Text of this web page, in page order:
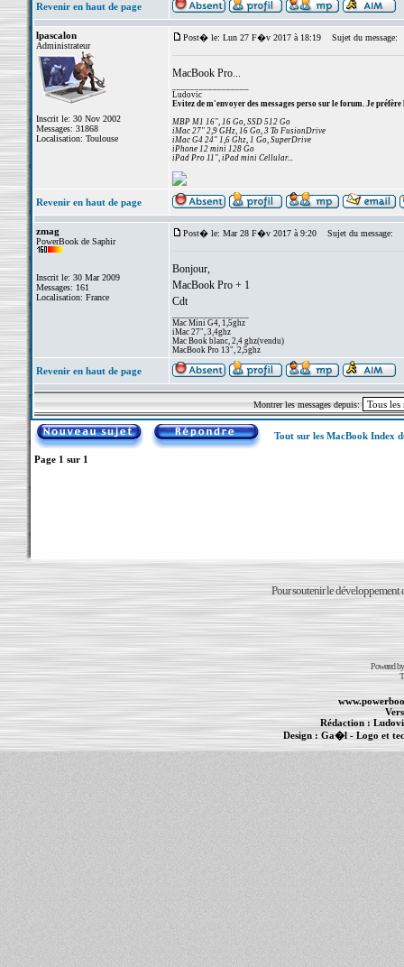
Revenir en haut de page
lpascalon
Administrateur
Inscrit le: 30 Nov 2002
Messages: 31868
Localisation: Toulouse
Post� le: Lun 27 F�v 2017 à 18:19 Sujet du message:
MacBook Pro...
Ludovic
Evitez de m'envoyer des messages perso sur le forum. Je préfère
MBP M1 16", 16 Go, SSD 512 Go
iMac 27" 2,9 GHz, 16 Go, 3 To FusionDrive
iMac G4 24" 1,6 Ghz, 1 Go, SuperDrive
iPhone 12 mini 128 Go
iPad Pro 11", iPad mini Cellular...
Revenir en haut de page
zmag
PowerBook de Saphir
Inscrit le: 30 Mar 2009
Messages: 161
Localisation: France
Post� le: Mar 28 F�v 2017 à 9:20 Sujet du message:
Bonjour,
MacBook Pro + 1
Cdt
Mac Mini G4, 1,5ghz
iMac 27", 3,4ghz
Mac Book blanc, 2,4 ghz(vendu)
MacBook Pro 13", 2,5ghz
Revenir en haut de page
Montrer les messages depuis:
Tout sur les MacBook Index
Page 1 sur 1
Pour soutenir le développement
Powered
Rédaction :
Design : Ga�l- Logo et